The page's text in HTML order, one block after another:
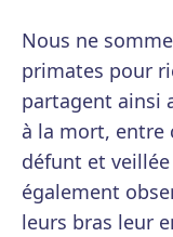
Nous ne
primates pour
partagent ainsi
à la mort, entre
défunt et
également
leurs bras leur